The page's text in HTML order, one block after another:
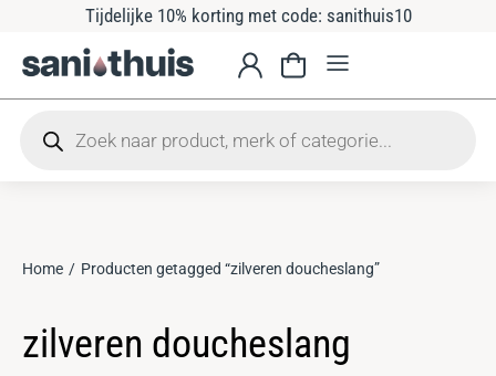
Tijdelijke 10% korting met code: sanithuis10
Je bent hier:
Home Producten getagged “zilveren doucheslang”
zilveren doucheslang